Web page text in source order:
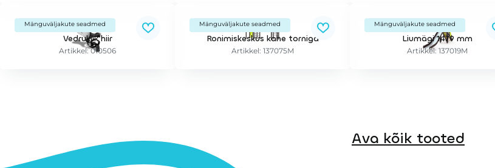
Mänguväljakute seadmed
Vedrukiik hiir
Artikkel: 010506
Mänguväljakute seadmed
Ronimiskeskus kahe torniga
Artikkel: 137075M
Mänguväljakute seadmed
Liumägi 1479 mm
Artikkel: 137019M
Ava kõik tooted